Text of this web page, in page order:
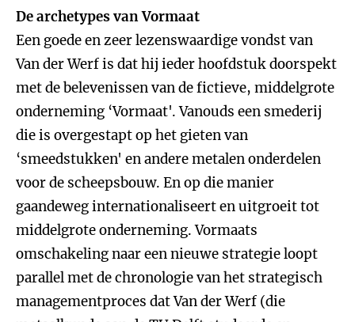
De archetypes van Vormaat
Een goede en zeer lezenswaardige vondst van
Van der Werf is dat hij ieder hoofdstuk doorspekt
met de belevenissen van de fictieve, middelgrote
onderneming ‘Vormaat'. Vanouds een smederij
die is overgestapt op het gieten van
‘smeedstukken' en andere metalen onderdelen
voor de scheepsbouw. En op die manier
gaandeweg internationaliseert en uitgroeit tot
middelgrote onderneming. Vormaats
omschakeling naar een nieuwe strategie loopt
parallel met de chronologie van het strategisch
managementproces dat Van der Werf (die